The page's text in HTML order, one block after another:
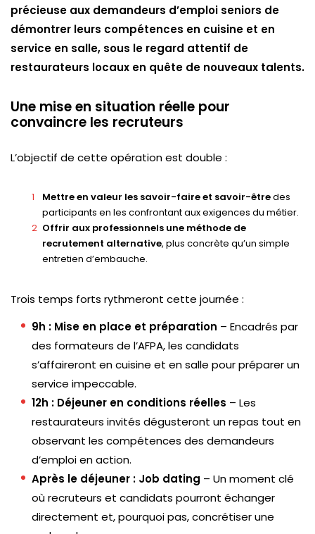
précieuse aux demandeurs d’emploi seniors de
démontrer leurs compétences en cuisine et en
service en salle, sous le regard attentif de
restaurateurs locaux en quête de nouveaux talents.
Une mise en situation réelle pour
convaincre les recruteurs
L’objectif de cette opération est double :
Mettre en valeur les savoir-faire et savoir-êtredes
participants en les confrontant aux exigences du métier.
Offrir aux professionnels une méthode de
recrutement alternative, plus concrète qu’un simple
entretien d’embauche.
Trois temps forts rythmeront cette journée :
9h : Mise en place et préparation – Encadrés par
des formateurs de l’AFPA, les candidats
s’affaireront en cuisine et en salle pour préparer un
service impeccable.
12h : Déjeuner en conditions réelles – Les
restaurateurs invités dégusteront un repas tout en
observant les compétences des demandeurs
d’emploi en action.
Après le déjeuner : Job dating – Un moment clé
où recruteurs et candidats pourront échanger
directement et, pourquoi pas, concrétiser une